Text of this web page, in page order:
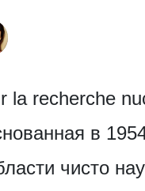
la recherche
в
чисто